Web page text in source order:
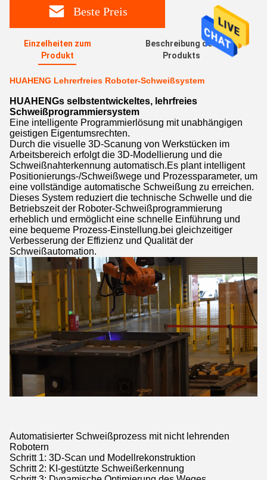
Beste Preis
Einzelheiten zum
Produkt
Beschreibung des
Produkts
HUAHENG Lehrerfreies Roboter-Schweißsystem
HUAHENGs selbstentwickeltes, lehrfreies
Schweißprogrammiersystem
Eine intelligente Programmierlösung mit unabhängigen
geistigen Eigentumsrechten.
Durch die visuelle 3D-Scanung von Werkstücken im
Arbeitsbereich erfolgt die 3D-Modellierung und die
Schweißnahterkennung automatisch.Es plant intelligent
Positionierungs-/Schweißwege und Prozessparameter, um
eine vollständige automatische Schweißung zu erreichen.
Dieses System reduziert die technische Schwelle und die
Betriebszeit der Roboter-Schweißprogrammierung
erheblich und ermöglicht eine schnelle Einführung und
eine bequeme Prozess-Einstellung.bei gleichzeitiger
Verbesserung der Effizienz und Qualität der
Schweißautomation.